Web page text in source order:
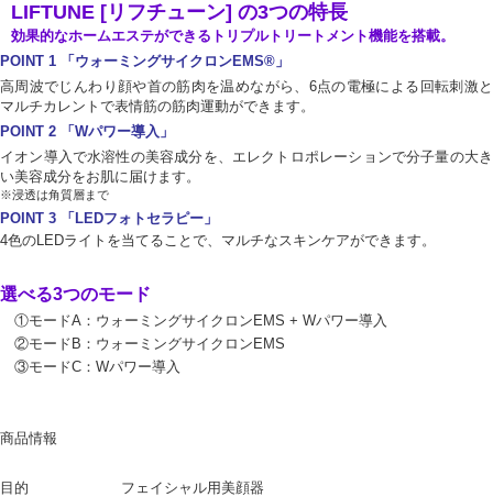
LIFTUNE [リフチューン] の3つの特長
効果的なホームエステができるトリプルトリートメント機能を搭載。
POINT 1 「ウォーミングサイクロンEMS® 」
高周波でじんわり顔や首の筋肉を温めながら、6点の電極による回転刺激と
マルチカレントで表情筋の筋肉運動ができます。
POINT 2 「Wパワー導入」
イオン導入で水溶性の美容成分を、エレクトロポレーションで分子量の大き
い美容成分をお肌に届けます。
※浸透は角質層まで
POINT 3 「LEDフォトセラピー」
4色のLEDライトを当てることで、マルチなスキンケアができます。
選べる3つのモード
①モードA：ウォーミングサイクロンEMS + Wパワー導入
②モードB：ウォーミングサイクロンEMS
③モードC：Wパワー導入
商品情報
目的
フェイシャル用美顔器